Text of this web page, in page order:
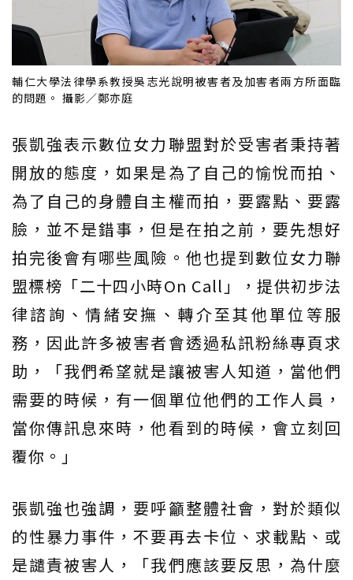
輔仁大學法律學系教授吳志光說明被害者及加害者兩方所面臨
的問題。 攝影／鄭亦庭
張凱強表示數位女力聯盟對於受害者秉持著
開放的態度，如果是為了自己的愉悅而拍、
為了自己的身體自主權而拍，要露點、要露
臉，並不是錯事，但是在拍之前，要先想好
拍完後會有哪些風險。他也提到數位女力聯
盟標榜「二十四小時On Call」，提供初步法
律諮詢、情緒安撫、轉介至其他單位等服
務，因此許多被害者會透過私訊粉絲專頁求
助，「我們希望就是讓被害人知道，當他們
需要的時候，有一個單位他們的工作人員，
當你傳訊息來時，他看到的時候，會立刻回
覆你。」
張凱強也強調，要呼籲整體社會，對於類似
的性暴力事件，不要再去卡位、求載點、或
是譴責被害人，「我們應該要反思，為什麼